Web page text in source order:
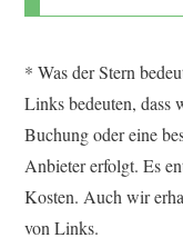
* Was der Stern
Links bedeuten, dass
Buchung oder eine
Anbieter erfolgt. Es
Kosten. Auch wir
von Links.